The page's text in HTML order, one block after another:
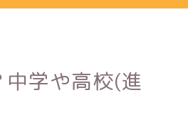
学や高校(進